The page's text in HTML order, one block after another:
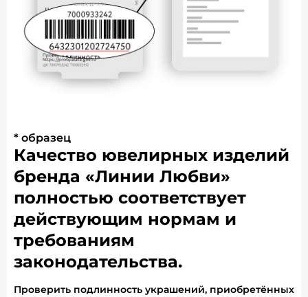
* образец
Качество ювелирных изделий
бренда «Линии Любви»
полностью соответствует
действующим нормам и
требованиям
законодательства.
Проверить подлинность украшений, приобретённых